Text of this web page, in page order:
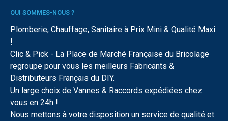
QUI SOMMES-NOUS ?
Plomberie, Chauffage, Sanitaire à Prix Mini & Qualité Maxi
!
Clic & Pick - La Place de Marché Française du Bricolage
regroupe pour vous les meilleurs Fabricants &
Distributeurs Français du DIY.
Un large choix de Vannes & Raccords expédiées chez
vous en 24h !
Nous mettons à votre disposition un service de qualité et